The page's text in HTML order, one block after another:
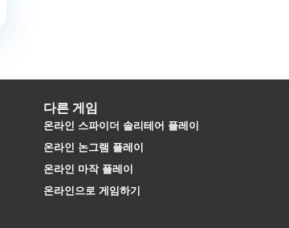
다른 게임
온라인 스파이더 솔리테어 플레이
온라인 논그램 플레이
온라인 마작 플레이
온라인으로 게임하기